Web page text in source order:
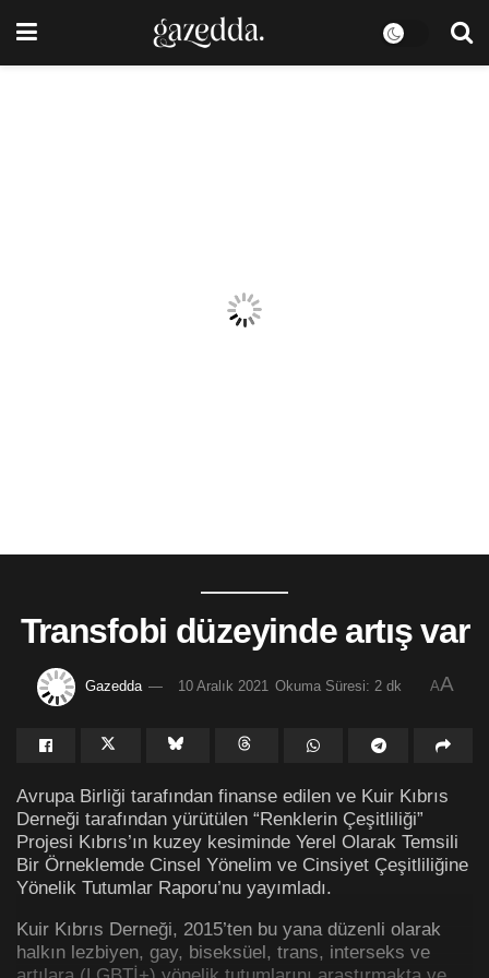
Transfobi düzeyinde artış var
Gazedda 10 Aralık 2021 Okuma Süresi: 2 dk AA
Avrupa Birliği tarafından finanse edilen ve Kuir Kıbrıs
Derneği tarafından yürütülen “Renklerin Çeşitliliği”
Projesi Kıbrıs’ın kuzey kesiminde Yerel Olarak Temsili
Bir Örneklemde Cinsel Yönelim ve Cinsiyet Çeşitliliğine
Yönelik Tutumlar Raporu’nu yayımladı.
Kuir Kıbrıs Derneği, 2015’ten bu yana düzenli olarak
halkın lezbiyen, gay, biseksüel, trans, interseks ve